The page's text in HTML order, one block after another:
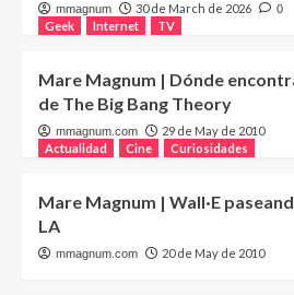
mmagnum 30 de March de 2026 0
Geek Internet TV
Mare Magnum | Dónde
de The Big Bang Theory
mmagnum.com
29 de May de 2010
Actualidad
Cine Curiosidades
Mare Magnum | Wall·E
LA
mmagnum.com 20 de May de 2010